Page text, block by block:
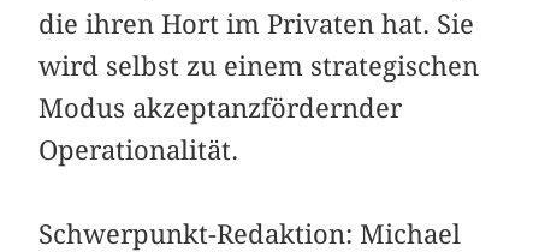
die ihren Hort im Privaten hat. Sie
wird selbst zu einem strategischen
Modus akzeptanzfördernder
Operationalität.
Schwerpunkt-Redaktion: Michael